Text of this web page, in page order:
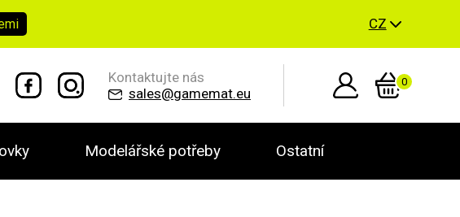
CZ
Kontaktujte nás
sales@gamemat.eu
0
Modelářské potřeby Ostatní